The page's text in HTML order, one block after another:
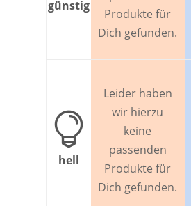
günstig
Produkte für
Dich gefunden.

hell
Leider haben
wir hierzu
keine
passenden
Produkte für
Dich gefunden.